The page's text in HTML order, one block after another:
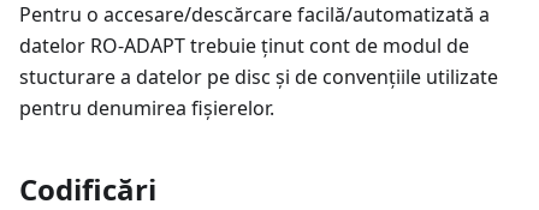
Pentru o accesare/descărcare facilă/automatizată a
datelor RO-ADAPT trebuie ținut cont de modul de
stucturare a datelor pe disc și de convențiile utilizate
pentru denumirea fișierelor.
Codificări